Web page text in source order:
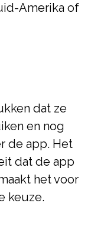
Amerika of
dat ze
en nog
de app. Het
dat de app
het voor
keuze.